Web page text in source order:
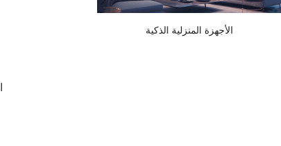
الأجهزة المنزلية الذكية